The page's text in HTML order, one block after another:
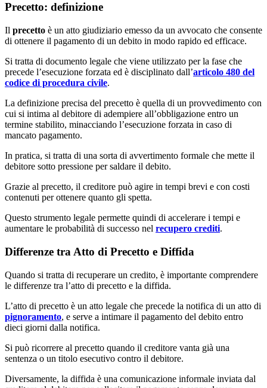
Precetto: definizione
Il precetto è un atto giudiziario emesso da un avvocato che consente
di ottenere il pagamento di un debito in modo rapido ed efficace.
Si tratta di documento legale che viene utilizzato per la fase che
precede l’esecuzione forzata ed è disciplinato dall’articolo 480 del
codice di procedura civile.
La definizione precisa del precetto è quella di un provvedimento con
cui si intima al debitore di adempiere all’obbligazione entro un
termine stabilito, minacciando l’esecuzione forzata in caso di
mancato pagamento.
In pratica, si tratta di una sorta di avvertimento formale che mette il
debitore sotto pressione per saldare il debito.
Grazie al precetto, il creditore può agire in tempi brevi e con costi
contenuti per ottenere quanto gli spetta.
Questo strumento legale permette quindi di accelerare i tempi e
aumentare le probabilità di successo nel recupero crediti.
Differenze tra Atto di Precetto e Diffida
Quando si tratta di recuperare un credito, è importante comprendere
le differenze tra l’atto di precetto e la diffida.
L’atto di precetto è un atto legale che precede la notifica di un atto di
pignoramento, e serve a intimare il pagamento del debito entro
dieci giorni dalla notifica.
Si può ricorrere al precetto quando il creditore vanta già una
sentenza o un titolo esecutivo contro il debitore.
Diversamente, la diffida è una comunicazione informale inviata dal